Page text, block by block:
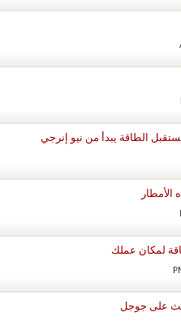
الطاقة يبدأ من نيو إنرجي
لمكان عملك
على جوجل